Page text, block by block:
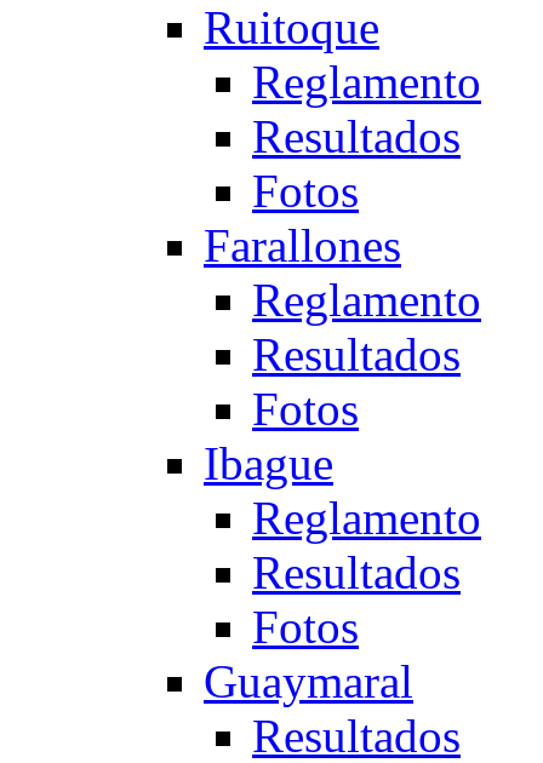
Ruitoque
Reglamento
Resultados
Fotos
Farallones
Reglamento
Resultados
Fotos
Ibague
Reglamento
Resultados
Fotos
Guaymaral
Resultados